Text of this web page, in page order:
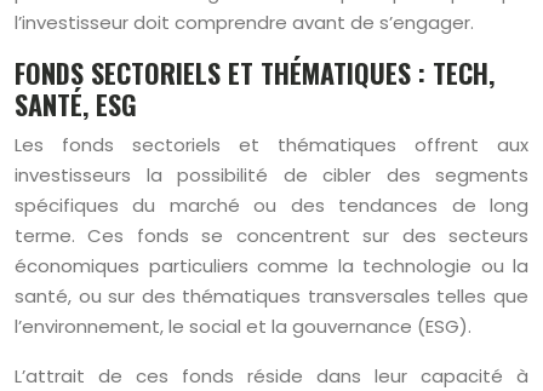
l’investisseur doit comprendre avant de s’engager.
FONDS SECTORIELS ET THÉMATIQUES : TECH,
SANTÉ, ESG
Les fonds sectoriels et thématiques offrent aux
investisseurs la possibilité de cibler des segments
spécifiques du marché ou des tendances de long
terme. Ces fonds se concentrent sur des secteurs
économiques particuliers comme la technologie ou la
santé, ou sur des thématiques transversales telles que
l’environnement, le social et la gouvernance (ESG).
L’attrait de ces fonds réside dans leur capacité à